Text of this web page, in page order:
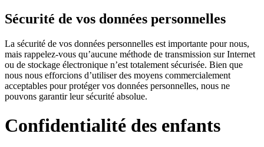
Sécurité de vos données personnelles
La sécurité de vos données personnelles est importante pour nous,
mais rappelez-vous qu’aucune méthode de transmission sur Internet
ou de stockage électronique n’est totalement sécurisée. Bien que
nous nous efforcions d’utiliser des moyens commercialement
acceptables pour protéger vos données personnelles, nous ne
pouvons garantir leur sécurité absolue.
Confidentialité des enfants